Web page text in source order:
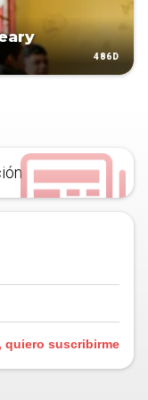
486D
quiero suscribirme